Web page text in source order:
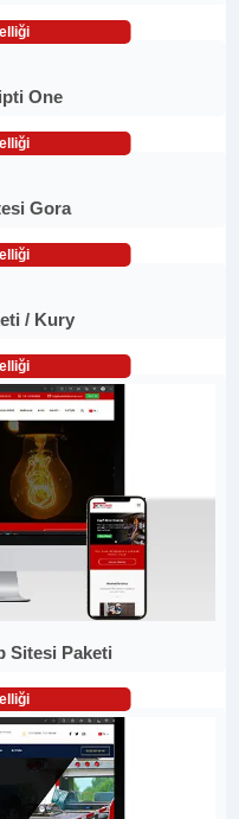
One
Gora
/ Kury
Sitesi Paketi